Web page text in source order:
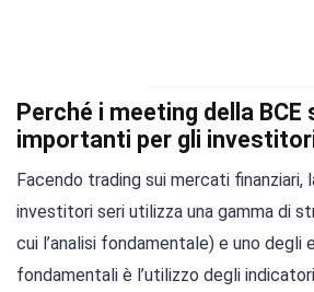
Perché i meeting della BCE
importanti per gli
Facendo trading sui mercati finanziari,
investitori seri utilizza una gamma di
cui l’analisi fondamentale) e uno degli
fondamentali è l’utilizzo degli